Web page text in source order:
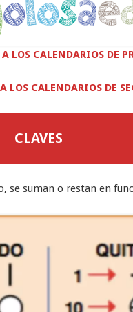
LOS CALENDARIOS DE
LOS CALENDARIOS DE
CLAVES
se suman o restan en